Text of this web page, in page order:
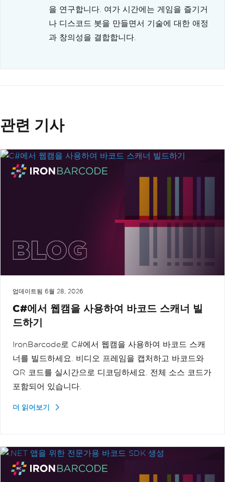
을 연구합니다. 여가 시간에는 게임을 즐기거
나 디스코드 봇을 만들면서 기술에 대한 애정
과 창의성을 결합합니다.
관련 기사
업데이트됨 6월 28, 2026
C#에서 웹캠을 사용하여 바코드 스캐너 빌
드하기
IronBarcode로 C#에서 웹캠을 사용하여 바코드 스캐
너를 빌드하세요. 비디오 프레임을 캡처하고 바코드와
QR 코드를 실시간으로 디코딩하세요. 전체 소스 코드가
포함되어 있습니다.
더 읽어보기